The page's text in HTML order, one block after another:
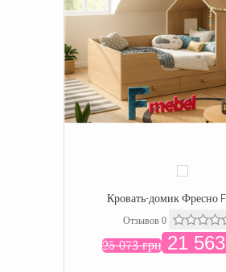
Кровать-домик Фресно
Отзывов 0
25 073 грн21 563